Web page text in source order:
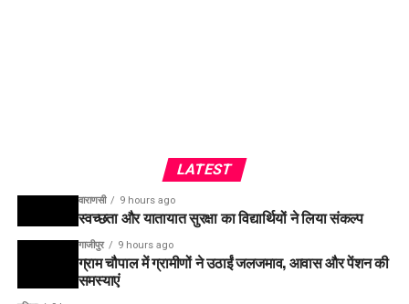
LATEST
वाराणसी 9 hours ago
स्वच्छता और यातायात सुरक्षा का विद्यार्थियों ने लिया संकल्प
गाजीपुर 9 hours ago
ग्राम चौपाल में ग्रामीणों ने उठाईं जलजमाव, आवास और पेंशन की
समस्याएं